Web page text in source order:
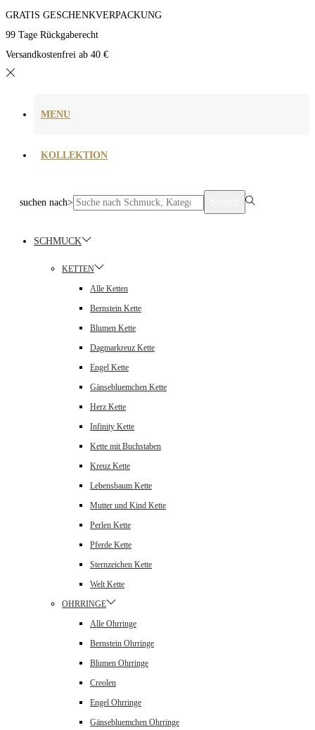
GRATIS GESCHENKVERPACKUNG
99 Tage Rückgaberecht
Versandkostenfrei ab 40 €
MENU
KOLLEKTION
suchen nach>
SCHMUCK
KETTEN
Alle Ketten
Bernstein Kette
Blumen Kette
Dagmarkreuz Kette
Engel Kette
Gänsebluemchen Kette
Herz Kette
Infinity Kette
Kette mit Buchstaben
Kreuz Kette
Lebensbaum Kette
Mutter und Kind Kette
Perlen Kette
Pferde Kette
Sternzeichen Kette
Welt Kette
OHRRINGE
Alle Ohrringe
Bernstein Ohrringe
Blumen Ohrringe
Creolen
Engel Ohrringe
Gänsebluemchen Ohrringe